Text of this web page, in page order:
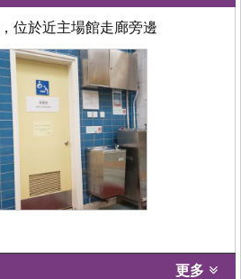
位於近主場館走廊旁邊
更多